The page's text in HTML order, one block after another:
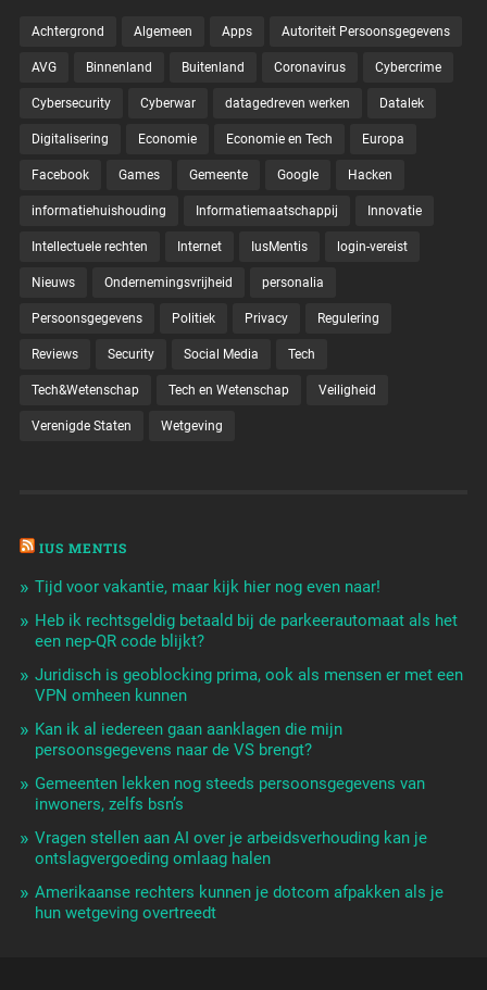
Achtergrond Algemeen Apps Autoriteit Persoonsgegevens
AVG Binnenland Buitenland Coronavirus Cybercrime
Cybersecurity Cyberwar datagedreven werken Datalek
Digitalisering Economie Economie en Tech Europa
Facebook Games Gemeente Google Hacken
informatiehuishouding Informatiemaatschappij Innovatie
Intellectuele rechten Internet IusMentis login-vereist
Nieuws Ondernemingsvrijheid personalia
Persoonsgegevens Politiek Privacy Regulering
Reviews Security Social Media Tech
Tech&Wetenschap Tech en Wetenschap Veiligheid
Verenigde Staten Wetgeving
IUS MENTIS
Tijd voor vakantie, maar kijk hier nog even naar!
Heb ik rechtsgeldig betaald bij de parkeerautomaat als het
een nep-QR code blijkt?
Juridisch is geoblocking prima, ook als mensen er met een
VPN omheen kunnen
Kan ik al iedereen gaan aanklagen die mijn
persoonsgegevens naar de VS brengt?
Gemeenten lekken nog steeds persoonsgegevens van
inwoners, zelfs bsn’s
Vragen stellen aan AI over je arbeidsverhouding kan je
ontslagvergoeding omlaag halen
Amerikaanse rechters kunnen je dotcom afpakken als je
hun wetgeving overtreedt